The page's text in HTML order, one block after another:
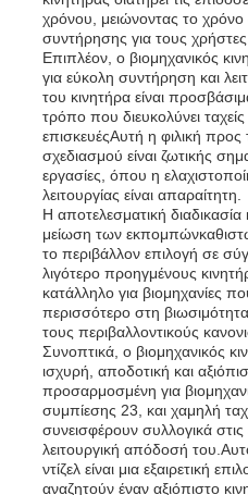
σετ γεννητριών ντίζελ
σύνολο γεννήτριας
Σετ Γεννήτριας Inverter
Φορητό σύνολο
Σετ βιομηχανικής
Σετ ψηφιακής γεννήτριας
Δημιουργός ανοιχτού
χρόνου, μειώνοντας το
συντήρησης για τους χρήστες.
Επιπλέον, ο βιομηχανικός
για εύκολη συντήρηση και
του κινητήρα είναι
τρόπο που διευκολύνει
επισκευέςΑυτή η φιλική
σχεδιασμού είναι ζωτικής
εργασίες, όπου η
λειτουργίας είναι απαραίτητη.
Η αποτελεσματική
μείωση των
το περιβάλλον επιλογή σε
λιγότερο προηγμένους
κατάλληλο για βιομηχανίες
περισσότερο στη
τους περιβαλλοντικούς
Συνοπτικά, ο βιομηχανικός
ισχυρή, αποδοτική και
προσαρμοσμένη για
συμπίεσης 23, και χαμηλή
συνεισφέρουν συλλογικά στις
λειτουργική απόδοσή
ντίζελ είναι μια εξαιρετική
αναζητούν έναν αξιόπιστο